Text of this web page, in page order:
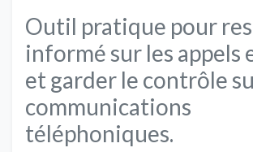
Outil pratique pour
informé sur les appels
et garder le contrôle
communications
téléphoniques.